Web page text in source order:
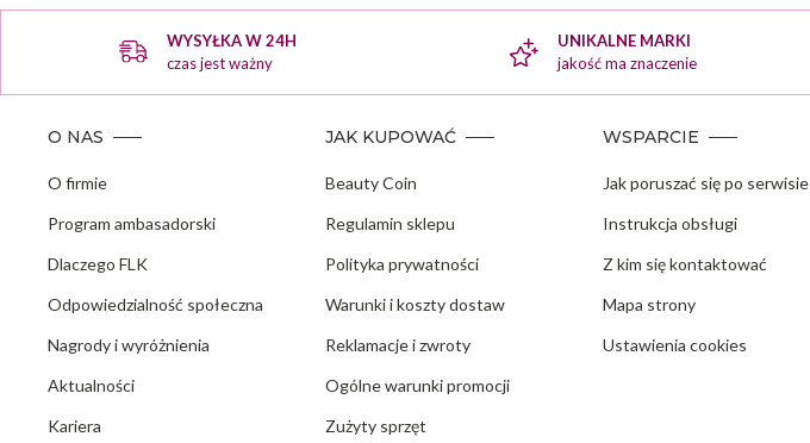
WYSYŁKA W 24H
czas jest ważny
UNIKALNE MARKI
jakość ma znaczenie
O NAS
O firmie
Program ambasadorski
Dlaczego FLK
Odpowiedzialność społeczna
Nagrody i wyróżnienia
Aktualności
Kariera
JAK KUPOWAĆ
Beauty Coin
Regulamin sklepu
Polityka prywatności
Warunki i koszty dostaw
Reklamacje i zwroty
Ogólne warunki promocji
Zużyty sprzęt
WSPARCIE
Jak poruszać się po serwisie
Instrukcja obsługi
Z kim się kontaktować
Mapa strony
Ustawienia cookies